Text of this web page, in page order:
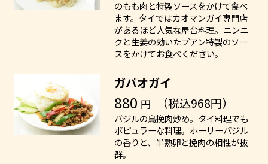
のもも肉と特製ソースをかけて食べ
ます。タイではカオマンガイ専門店
があるほど人気な屋台料理。ニンニ
クと生姜の効いたプアン特製のソー
スをかけてお食べください。
ガパオガイ
880 円 （税込968円）
バジルの鳥挽肉炒め。タイ料理でも
ポピュラーな料理。ホーリーバジル
の香りと、半熟卵と挽肉の相性が抜
群。